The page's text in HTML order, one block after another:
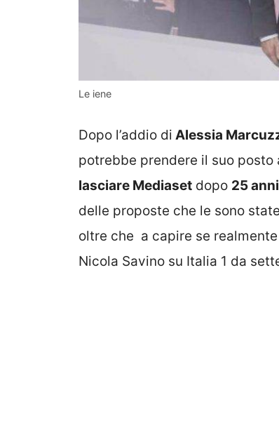
Le iene
Dopo l’addio di Alessia
potrebbe prendere il suo
lasciare Mediaset dopo 25
delle proposte che le sono
oltre che a capire se
Nicola Savino su Italia 1 da